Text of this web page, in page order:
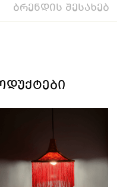
ბრენდის შესახებ